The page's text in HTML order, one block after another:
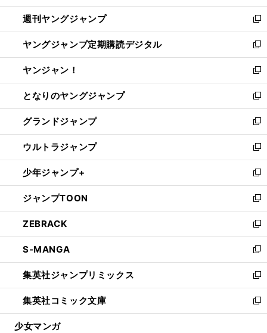
開
く
ウ
で
開
く
ン
ド
ウ
で
開
く
ウ
ィ
ン
ド
ウ
で
開
く
週刊ヤングジャンプ
新
し
い
ウ
ィ
ン
ド
ウ
で
開
く
ヤングジャンプ定期購読デジタル
新
し
い
ウ
ィ
ン
ド
ウ
で
開
く
ヤンジャン！
新
し
い
ウ
ィ
ン
ド
ウ
で
開
く
となりのヤングジャンプ
新
し
い
ウ
ィ
ン
ド
ウ
で
開
く
グランドジャンプ
新
し
い
ウ
ィ
ン
ド
ウ
で
開
く
ウルトラジャンプ
新
し
い
ウ
ィ
ン
ド
ウ
で
開
く
少年ジャンプ+
新
し
い
ウ
ィ
ン
ド
ウ
で
開
く
ジャンプTOON
新
し
い
ウ
ィ
ン
ド
ウ
で
開
ZEBRACK
新
し
い
ウ
ィ
ン
ド
ウ
S-MANGA
新
し
い
ウ
ィ
ン
集英社ジャンプリミックス
新
し
い
ウ
集英社コミック文庫
新
し
少女マンガ